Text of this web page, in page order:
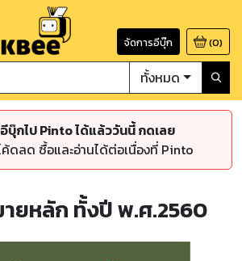
จัดการอีบุ๊ก (0)
ทั้งหมด
บุ๊กไป Pinto ได้แล้ววันนี้ กดเลย
ดลด ซื้อและอ่านได้ต่อเนื่องที่ Pinto
ยหลัก ทั้งปี พ.ศ.2560